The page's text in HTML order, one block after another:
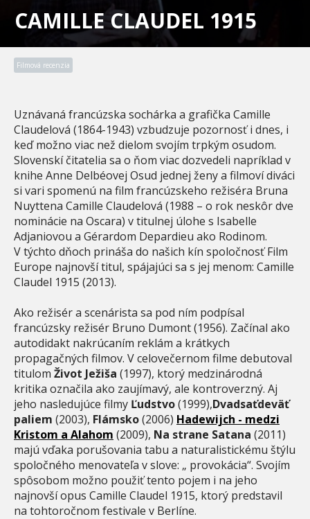
CAMILLE CLAUDEL 1915
Filmová recenzia
Uznávaná francúzska sochárka a grafička Camille
Claudelová (1864-1943) vzbudzuje pozornosť i dnes, i
keď možno viac než dielom svojím trpkým osudom.
Slovenskí čitatelia sa o ňom viac dozvedeli napríklad v
knihe Anne Delbéovej Osud jednej ženy a filmoví diváci
si vari spomenú na film francúzskeho režiséra Bruna
Nuyttena Camille Claudelová (1988 – o rok neskôr dve
nominácie na Oscara) v titulnej úlohe s Isabelle
Adjaniovou a Gérardom Depardieu ako Rodinom.
V týchto dňoch prináša do našich kín spoločnosť Film
Europe najnovší titul, spájajúci sa s jej menom: Camille
Claudel 1915 (2013).
Ako režisér a scenárista sa pod ním podpísal
francúzsky režisér Bruno Dumont (1956). Začínal ako
autodidakt nakrúcaním reklám a krátkych
propagačných filmov. V celovečernom filme debutoval
titulom Život Ježiša (1997), ktorý medzinárodná
kritika označila ako zaujímavý, ale kontroverzný. Aj
jeho nasledujúce filmy Ľudstvo(1999),Dvadsaťdeväť
paliem (2003), Flámsko(2006) Hadewijch - medzi
Kristom a Alahom (2009), Na strane Satana (2011)
majú vďaka porušovania tabu a naturalistickému štýlu
spoločného menovateľa v slove: „ provokácia“. Svojím
spôsobom možno použiť tento pojem i na jeho
najnovší opus Camille Claudel 1915, ktorý predstavil
na tohtoročnom festivale v Berlíne.